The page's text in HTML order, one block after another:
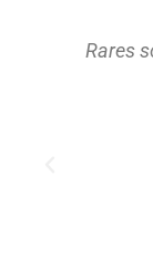
Rares